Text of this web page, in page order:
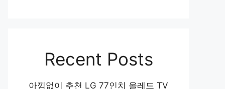
Recent Posts
아낌없이 추천 LG 77인치 올레드 TV